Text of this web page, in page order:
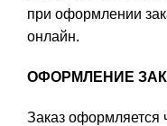
при оформлении
онлайн.
ОФОРМЛЕНИЕ
Заказ оформляется